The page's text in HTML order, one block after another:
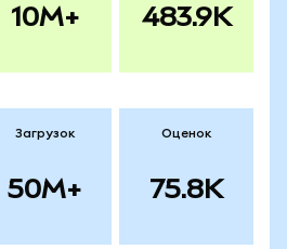
10M+ 483.9K
Загрузок
50M+
Оценок
75.8K